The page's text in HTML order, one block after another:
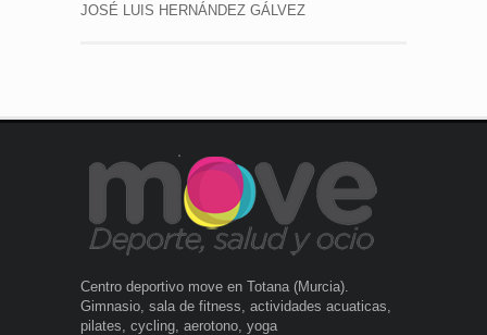
JOSÉ LUIS HERNÁNDEZ GÁLVEZ
Centro deportivo move en Totana (Murcia).
Gimnasio, sala de fitness, actividades acuaticas,
pilates, cycling, aerotono, yoga